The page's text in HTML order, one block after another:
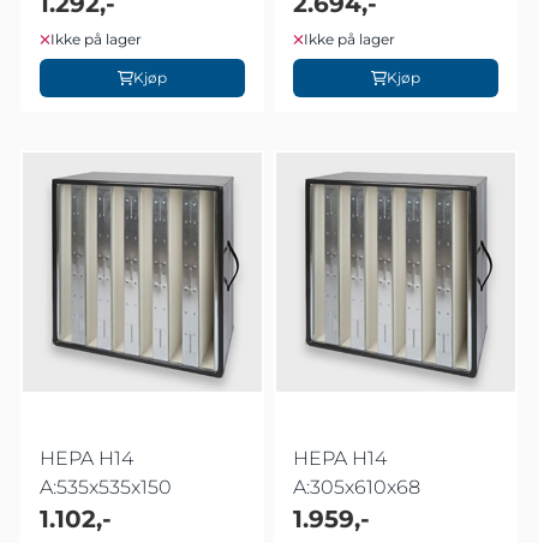
Ikke på lager
Kjøp
Ikke på lager
Kjøp
HEPA H14
A:535x535x150
1.102,-
HEPA H14
A:305x610x68
1.959,-